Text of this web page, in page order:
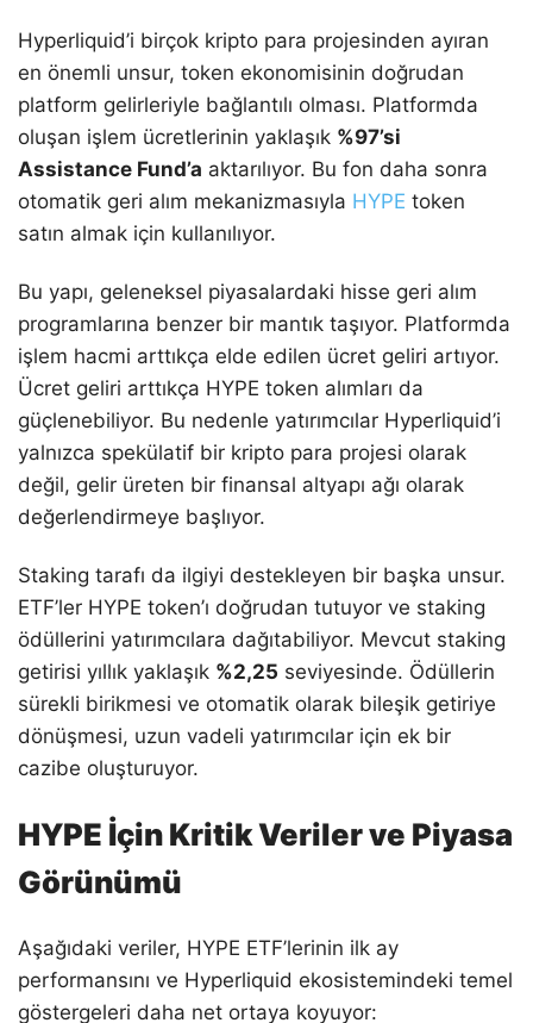
Hyperliquid’i birçok kripto para projesinden ayıran
en önemli unsur, token ekonomisinin doğrudan
platform gelirleriyle bağlantılı olması. Platformda
oluşan işlem ücretlerinin yaklaşık %97’si
Assistance Fund’a aktarılıyor. Bu fon daha sonra
otomatik geri alım mekanizmasıyla HYPE token
satın almak için kullanılıyor.
Bu yapı, geleneksel piyasalardaki hisse geri alım
programlarına benzer bir mantık taşıyor. Platformda
işlem hacmi arttıkça elde edilen ücret geliri artıyor.
Ücret geliri arttıkça HYPE token alımları da
güçlenebiliyor. Bu nedenle yatırımcılar Hyperliquid’i
yalnızca spekülatif bir kripto para projesi olarak
değil, gelir üreten bir finansal altyapı ağı olarak
değerlendirmeye başlıyor.
Staking tarafı da ilgiyi destekleyen bir başka unsur.
ETF’ler HYPE token’ı doğrudan tutuyor ve staking
ödüllerini yatırımcılara dağıtabiliyor. Mevcut staking
getirisi yıllık yaklaşık %2,25 seviyesinde. Ödüllerin
sürekli birikmesi ve otomatik olarak bileşik getiriye
dönüşmesi, uzun vadeli yatırımcılar için ek bir
cazibe oluşturuyor.
HYPE İçin Kritik Veriler ve Piyasa
Görünümü
Aşağıdaki veriler, HYPE ETF’lerinin ilk ay
performansını ve Hyperliquid ekosistemindeki temel
göstergeleri daha net ortaya koyuyor: